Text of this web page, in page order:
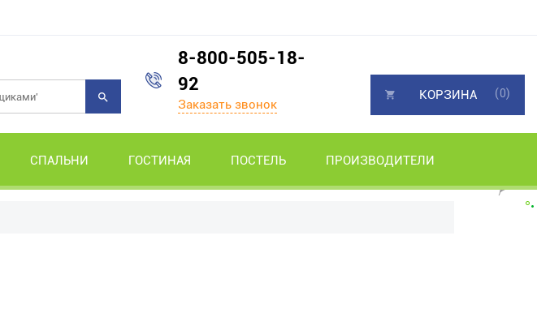
8-800-505-18-
92
Заказать звонок
СПАЛЬНИ ГОСТИНАЯ ПОСТЕЛЬ ПРОИЗВОДИТЕЛИ
КОРЗИНА (0)